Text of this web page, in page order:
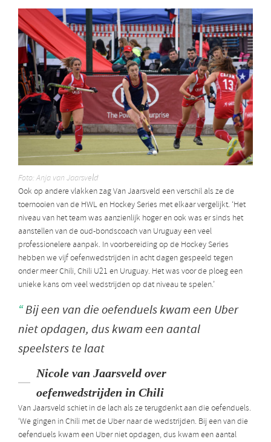
Foto: Anja van Jaarsveld
Ook op andere vlakken zag Van Jaarsveld een verschil als ze de
toernooien van de HWL en Hockey Series met elkaar vergelijkt. ‘Het
niveau van het team was aanzienlijk hoger en ook was er sinds het
aanstellen van de oud-bondscoach van Uruguay een veel
professionelere aanpak. In voorbereiding op de Hockey Series
hebben we vijf oefenwedstrijden in acht dagen gespeeld tegen
onder meer Chili, Chili U21 en Uruguay. Het was voor de ploeg een
unieke kans om veel wedstrijden op dat niveau te spelen.’
Bij een van die oefenduels kwam een Uber
niet opdagen, dus kwam een aantal
speelsters te laat
Nicole van Jaarsveld over
oefenwedstrijden in Chili
Van Jaarsveld schiet in de lach als ze terugdenkt aan die oefenduels.
‘We gingen in Chili met de Uber naar de wedstrijden. Bij een van die
oefenduels kwam een Uber niet opdagen, dus kwam een aantal